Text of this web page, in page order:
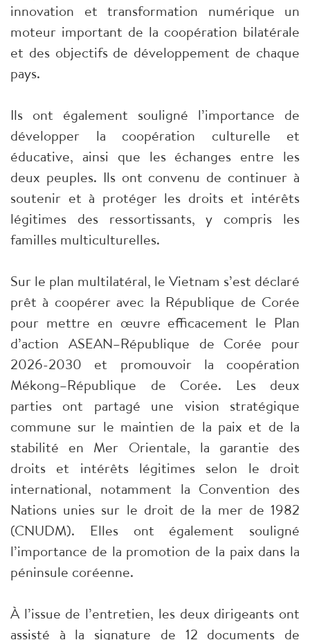
innovation et transformation numérique un
moteur important de la coopération bilatérale
et des objectifs de développement de chaque
pays.
Ils ont également souligné l’importance de
développer la coopération culturelle et
éducative, ainsi que les échanges entre les
deux peuples. Ils ont convenu de continuer à
soutenir et à protéger les droits et intérêts
légitimes des ressortissants, y compris les
familles multiculturelles.
Sur le plan multilatéral, le Vietnam s’est déclaré
prêt à coopérer avec la République de Corée
pour mettre en œuvre efficacement le Plan
d’action ASEAN–République de Corée pour
2026-2030 et promouvoir la coopération
Mékong–République de Corée. Les deux
parties ont partagé une vision stratégique
commune sur le maintien de la paix et de la
stabilité en Mer Orientale, la garantie des
droits et intérêts légitimes selon le droit
international, notamment la Convention des
Nations unies sur le droit de la mer de 1982
(CNUDM). Elles ont également souligné
l’importance de la promotion de la paix dans la
péninsule coréenne.
À l’issue de l’entretien, les deux dirigeants ont
assisté à la signature de 12 documents de